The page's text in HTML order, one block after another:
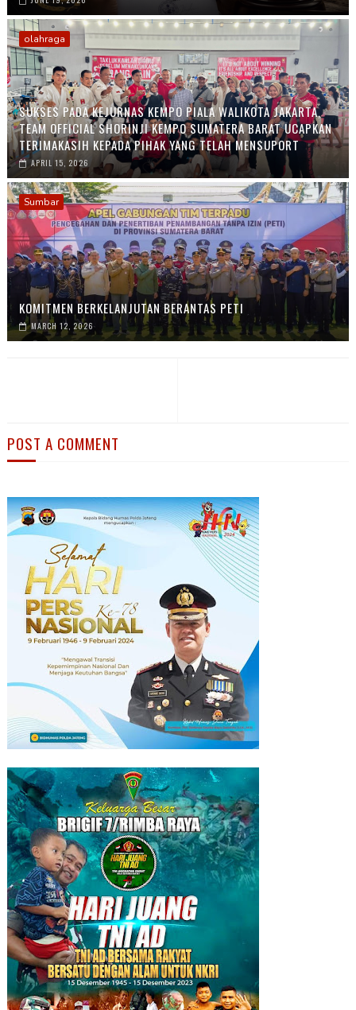
olahraga
SUKSES PADA KEJURNAS KEMPO PIALA WALIKOTA JAKARTA,
TEAM OFFICIAL SHORINJI KEMPO SUMATERA BARAT UCAPKAN
TERIMAKASIH KEPADA PIHAK YANG TELAH MENSUPORT
APRIL 15, 2026
Sumbar
KOMITMEN BERKELANJUTAN BERANTAS PETI
MARCH 12, 2026
POST A COMMENT